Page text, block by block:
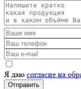
Я даю согласие на
Отправить